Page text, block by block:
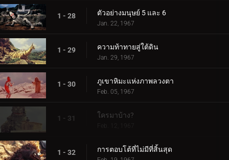
1 - 28 ตัวอย่างมนุษย์ 5 และ 6
Jan. 22, 1967
1 - 29 ความท้าทายสู่ใต้ดิน
Jan. 29, 1967
1 - 30 ภูเขาหิมะแห่งภาพลวงตา
Feb. 05, 1967
1 - 31 ใครมาบ้าง?
Feb. 12, 1967
1 - 32 การตอบโต้ที่ไม่มีที่สิ้นสุด